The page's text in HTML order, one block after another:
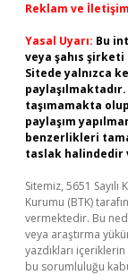
Reklam ve
Yasal Uyarı: Bu
veya şahıs
Sitede yalnızca
taşımamakta
paylaşım
benzerlikleri
taslak halindedir
Sitemiz, 5651
Kurumu (BTK)
vermektedir. Bu
veya araştırma
yazdıkları
bu sorumluluğu